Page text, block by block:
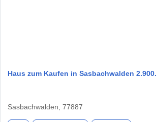
Haus zum Kaufen in Sasbachwalden
Sasbachwalden, 77887